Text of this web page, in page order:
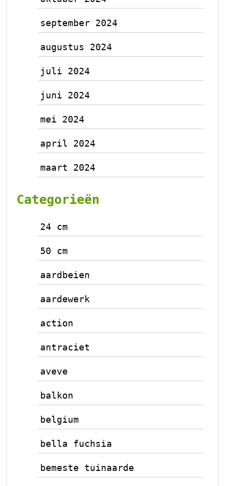
september 2024
augustus 2024
juli 2024
juni 2024
mei 2024
april 2024
maart 2024
Categorieën
24 cm
50 cm
aardbeien
aardewerk
action
antraciet
aveve
balkon
belgium
bella fuchsia
bemeste tuinaarde